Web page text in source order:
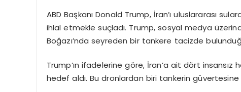
ABD Başkanı Donald Trump, İran’ı uluslararası
ihlal etmekle suçladı. Trump, sosyal medya
Boğazı’nda seyreden bir tankere tacizde
Trump’ın ifadelerine göre, İran’a ait dört
hedef aldı. Bu dronlardan biri tankerin